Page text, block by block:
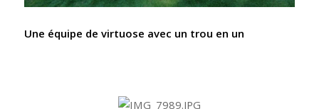
Une équipe de virtuose avec un trou en un